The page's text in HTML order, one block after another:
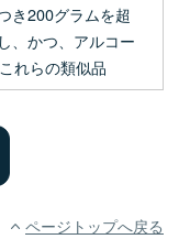
き200グラムを超
、かつ、アルコー
れらの類似品
ページトップへ戻る